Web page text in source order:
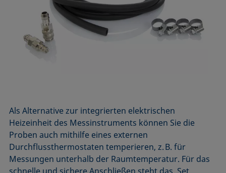
Als Alternative zur integrierten elektrischen
Heizeinheit des Messinstruments können Sie die
Proben auch mithilfe eines externen
Durchflussthermostaten temperieren, z. B. für
Messungen unterhalb der Raumtemperatur. Für das